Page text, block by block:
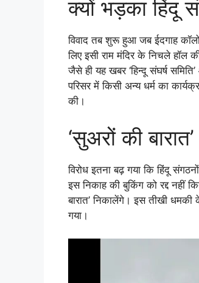
क्यों भड़का हिंदू
विवाद तब शुरू हुआ जब ईदगाह
लिए इसी राम मंदिर के निचले हॉल
जैसे ही यह खबर ‘हिन्दू संघर्ष
परिसर में किसी अन्य धर्म का
की।
‘सुअरों की
विरोध इतना बढ़ गया कि हिंदू
इस निकाह की बुकिंग को रद्द नहीं
बारात’ निकालेंगे। इस तीखी
गया।